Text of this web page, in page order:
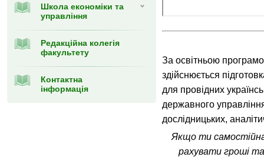
Школа економіки та
управління
Редакційна колегія
факультету
Контактна
інформація
За освітньою
здійснюється
для провідних
державного
дослідницьких,
Якщо ти
рахувати гроші